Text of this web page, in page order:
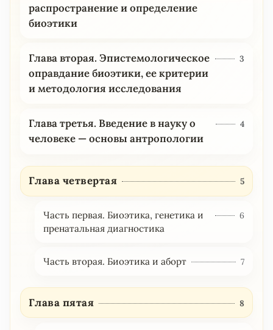
распространение и определение
биоэтики
Глава вторая. Эпистемологическое
оправдание биоэтики, ее критерии
и методология исследования
3
Глава третья. Введение в науку о
человеке — основы антропологии
4
Глава четвертая 5
Часть первая. Биоэтика, генетика и
пренатальная диагностика
6
Часть вторая. Биоэтика и аборт 7
Глава пятая 8